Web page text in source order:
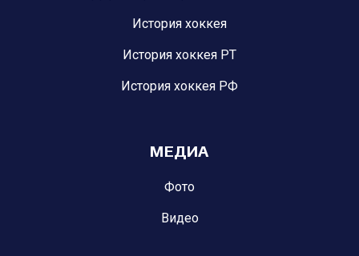
История хоккея
История хоккея РТ
История хоккея РФ
МЕДИА
Фото
Видео